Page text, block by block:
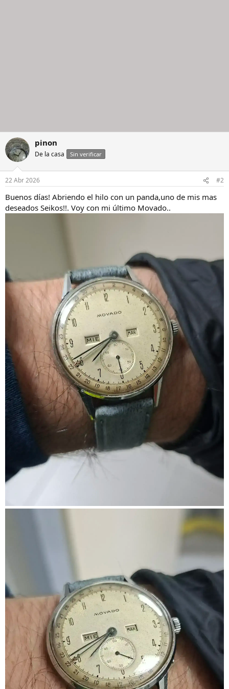
pinon
De la casa Sin verificar
22 Abr 2026 #2
Buenos días! Abriendo el hilo con un panda,uno de mis mas
deseados Seikos!!. Voy con mi último Movado..